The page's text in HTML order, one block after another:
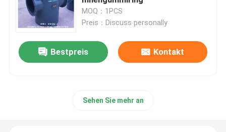
Hydraulischer Steuerventilblock
Handkurbel-Regelventil
MOQ：1PCS
Preis：Discuss personally
Bestpreis Kontakt
Sehen Sie mehr an